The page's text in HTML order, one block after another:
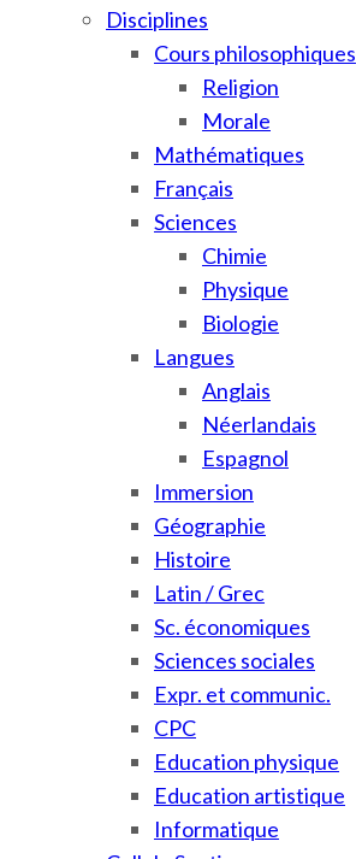
Disciplines
Cours philosophiques
Religion
Morale
Mathématiques
Français
Sciences
Chimie
Physique
Biologie
Langues
Anglais
Néerlandais
Espagnol
Immersion
Géographie
Histoire
Latin / Grec
Sc. économiques
Sciences sociales
Expr. et communic.
CPC
Education physique
Education artistique
Informatique